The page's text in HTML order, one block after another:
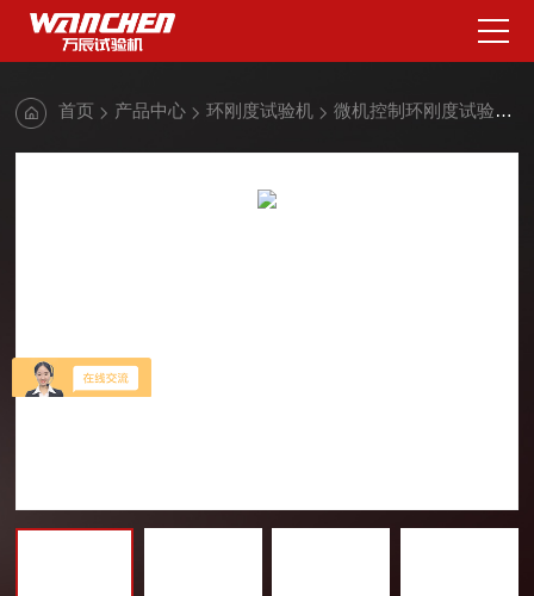
首页 产品中心 环刚度试验机 微机控制环刚度试验机